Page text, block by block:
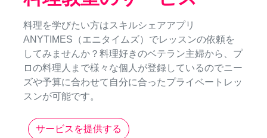
料理を学びたい方はスキルシェアアプリ
ANYTIMES（エニタイムズ）でレッスンの依頼を
してみませんか？料理好きのベテラン主婦から、プ
ロの料理人まで様々な個人が登録しているのでニー
ズや予算に合わせて自分に合ったプライベートレッ
スンが可能です。
サービスを提供する